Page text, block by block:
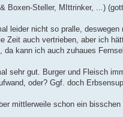
Boxen-Steller, MIttrinker, ...)
leider nicht so pralle,
Zeit auch vertrieben, aber ich
da kann ich auch zuhaues
sehr gut. Burger und Fleisch
oder? Ggf. doch
mittlerweile schon ein bisschen